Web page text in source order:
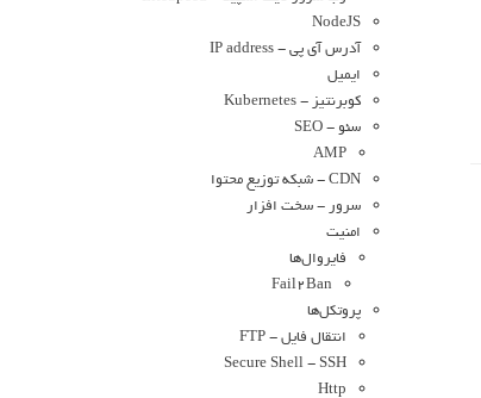
NodeJS
آدرس آی پی - IP address
ایمیل
کوبرنتیز - Kubernetes
سئو - SEO
AMP
CDN - شبکه توزیع محتوا
سرور - سخت افزار
امنیت
فایروال‌ها
Fail2Ban
پروتکل‌ها
انتقال فایل - FTP
Secure Shell - SSH
Http